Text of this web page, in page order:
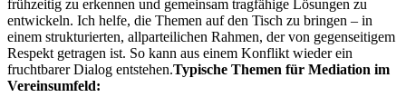
frühzeitig zu erkennen und gemeinsam tragfähige Lösungen zu
entwickeln. Ich helfe, die Themen auf den Tisch zu bringen – in
einem strukturierten, allparteilichen Rahmen, der von gegenseitigem
Respekt getragen ist. So kann aus einem Konflikt wieder ein
fruchtbarer Dialog entstehen.Typische Themen für Mediation im
Vereinsumfeld: